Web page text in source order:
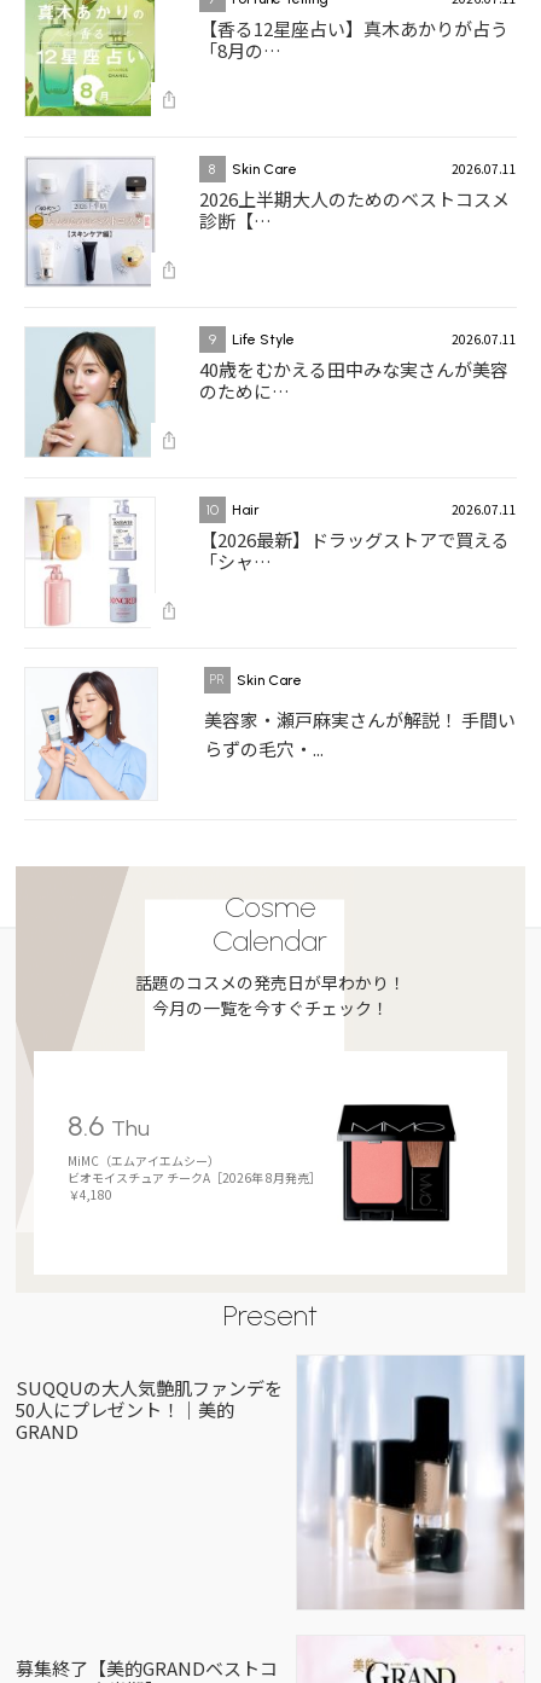
【香る12星座占い】真木あかりが占う
「8月の…
8 Skin Care 2026.07.11
2026上半期大人のためのベストコスメ
診断【…
9 Life Style 2026.07.11
40歳をむかえる田中みな実さんが美容
のために…
10 Hair 2026.07.11
【2026最新】ドラッグストアで買える
「シャ…
Skin Care
美容家・瀬戸麻実さんが解説！ 手間い
らずの毛穴・...
Cosme
Calendar
話題のコスメの発売日が早わかり！
今月の一覧を今すぐチェック！
8.6 Thu
MiMC（エムアイエムシー）
ビオモイスチュア チークA［2026年 8月発売］
￥4,180
Present
SUQQUの大人気艶肌ファンデを
50人にプレゼント！｜美的
GRAND
募集終了【美的GRANDベストコ